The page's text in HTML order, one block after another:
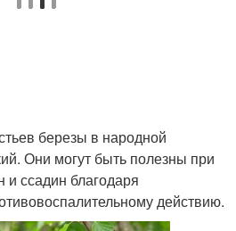
березы в народной
Они могут быть полезны при
ссадин благодаря
действию.